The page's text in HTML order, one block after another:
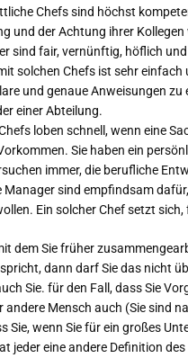
Chefs sind höchst
und der Achtung ihrer
sind fair, vernünftig, höflich
solchen Chefs ist sehr einfach
und genaue Anweisungen
einer Abteilung.
loben schnell, wenn eine
Sie haben ein
immer, die berufliche
sind empfindsam
Ein solcher Chef setzt
dem Sie früher
dann darf Sie das nicht
Sie. für den Fall, dass Sie
andere Mensch auch (Sie sind
Sie, wenn Sie für ein großes
jeder eine andere Definition